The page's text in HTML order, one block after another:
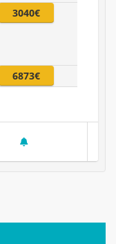
3040€
6873€